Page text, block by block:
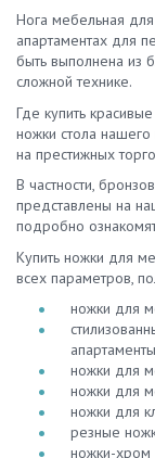
Нога мебельная
апартаментах для
быть выполнена из
сложной технике.
Где купить красивые
ножки стола
на престижных
В частности,
представлены на
подробно
Купить ножки для
всех параметров,
ножки для
ножки для
ножки для
ножки для
резные
ножки-